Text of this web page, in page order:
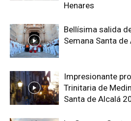
Henares
Bellísima salida
Semana Santa
Impresionante
Trinitaria de
Santa de Alcalá